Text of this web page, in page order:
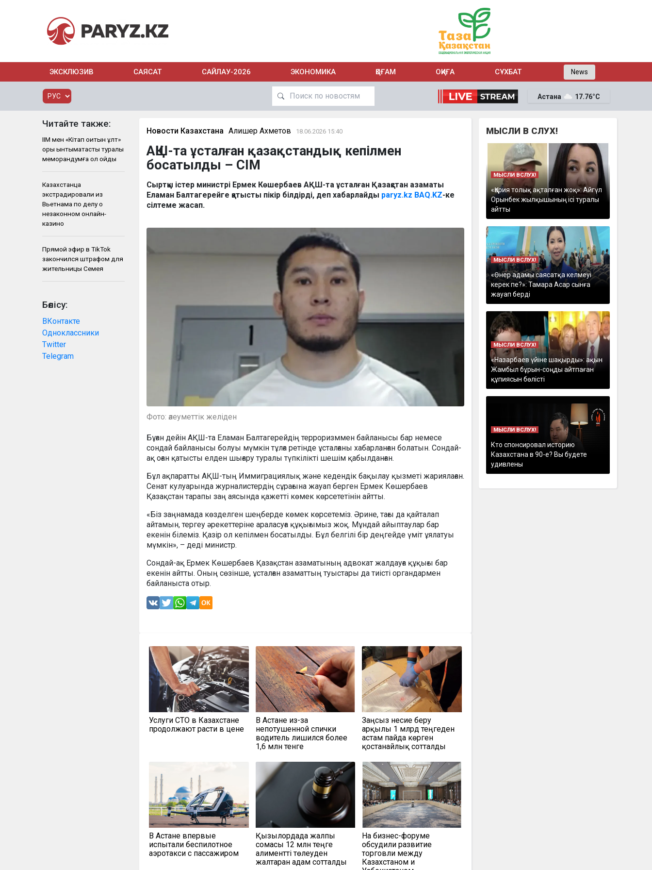
ЭКСКЛЮЗИВ САЯСАТ САЙЛАУ-2026 ЭКОНОМИКА ҚОҒАМ ОҚИҒА СҰХБАТ News
Астана 17.76°C
Читайте также:
ІІМ мен «Кітап оқитын ұлт»
қоры ынтымақтастық туралы
меморандумға қол қойды
Казахстанца
экстрадировали из
Вьетнама по делу о
незаконном онлайн-
казино
Прямой эфир в TikTok
закончился штрафом для
жительницы Семея
Бөлісу:
ВКонтакте
Одноклассники
Twitter
Telegram
Новости Казахстана Алишер Ахметов 18.06.2026 15:40
АҚШ-та ұсталған қазақстандық кепілмен
босатылды – СІМ
Сыртқы істер министрі Ермек Көшербаев АҚШ-та ұсталған Қазақстан азаматы
Еламан Балтагерейге қатысты пікір білдірді, деп хабарлайды paryz.kz BAQ.KZ-ке
сілтеме жасап.
Фото: әлеуметтік желіден
Бұған дейін АҚШ-та Еламан Балтагерейдің терроризммен байланысы бар немесе
сондай байланысы болуы мүмкін тұлға ретінде ұсталғаны хабарланған болатын. Сондай-
ақ оған қатысты елден шығару туралы түпкілікті шешім қабылданған.
Бұл ақпаратты АҚШ-тың Иммиграциялық және кедендік бақылау қызметі жариялаған.
Сенат кулуарында журналистердің сұрағына жауап берген Ермек Көшербаев
Қазақстан тарапы заң аясында қажетті көмек көрсететінін айтты.
«Біз заңнамада көзделген шеңберде көмек көрсетеміз. Әрине, тағы да қайталап
айтамын, тергеу әрекеттеріне араласуға құқығымыз жоқ. Мұндай айыптаулар бар
екенін білеміз. Қазір ол кепілмен босатылды. Бұл белгілі бір деңгейде үміт ұялатуы
мүмкін», – деді министр.
Сондай-ақ Ермек Көшербаев Қазақстан азаматының адвокат жалдауға құқығы бар
екенін айтты. Оның сөзінше, ұсталған азаматтың туыстары да тиісті органдармен
байланыста отыр.
Услуги СТО в Казахстане
продолжают расти в цене
В Астане из-за
непотушенной спички
водитель лишился более
1,6 млн тенге
Заңсыз несие беру
арқылы 1 млрд теңгеден
астам пайда көрген
қостанайлық сотталды
В Астане впервые
испытали беспилотное
аэротакси с пассажиром
Қызылордада жалпы
сомасы 12 млн теңге
алиментті төлеуден
жалтарған адам сотталды
На бизнес-форуме
обсудили развитие
торговли между
Казахстаном и
МЫСЛИ В СЛУХ!
МЫСЛИ ВСЛУХ!
«Қария толық ақталған жоқ»: Айгүл
Орынбек жылқышының ісі туралы
айтты
МЫСЛИ ВСЛУХ!
«Өнер адамы саясатқа келмеуі
керек пе?»: Тамара Асар сынға
жауап берді
МЫСЛИ ВСЛУХ!
«Назарбаев үйіне шақырды»: ақын
Жамбыл бұрын-соңды айтпаған
құпиясын бөлісті
МЫСЛИ ВСЛУХ!
Кто спонсировал историю
Казахстана в 90-е? Вы будете
удивлены